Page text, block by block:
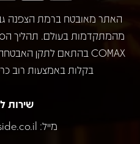
מהמתקדמות בעולם. תהליך
בקלות באמצעות רוב
שירות
מייל: